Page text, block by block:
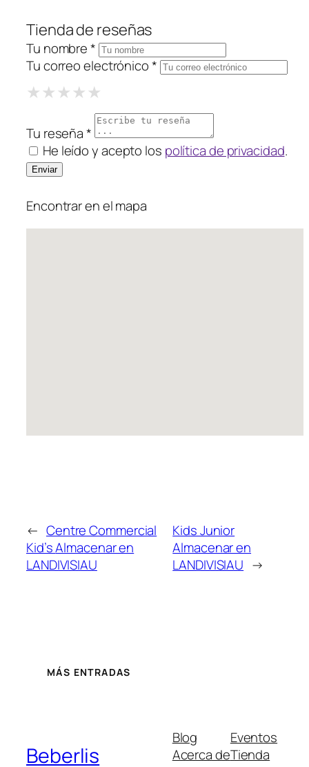
Tienda de reseñas
Tu nombre *
Tu correo electrónico *
★1 Star
★★2 Stars
★★★3 Stars
★★★★4 Stars
★★★★★
Tu reseña *
He leído y acepto los política de privacidad.
Encontrar en el mapa
← Centre Commercial
Kid’sAlmacenar en
LANDIVISIAU
Kids Junior
Almacenar en
LANDIVISIAU →
MÁS ENTRADAS
Beberlis
Blog
Acerca de
Eventos
Tienda